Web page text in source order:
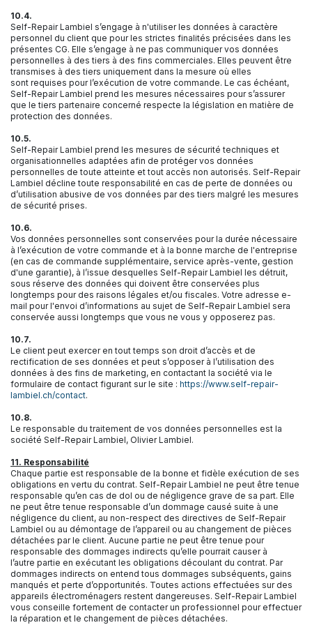
10.4.
Self-Repair Lambiel s’engage à n'utiliser les données à caractère
personnel du client que pour les strictes finalités précisées dans les
présentes CG. Elle s’engage à ne pas communiquer vos données
personnelles à des tiers à des fins commerciales. Elles peuvent être
transmises à des tiers uniquement dans la mesure où elles
sont requises pour l’exécution de votre commande. Le cas échéant,
Self-Repair Lambiel prend les mesures nécessaires pour s’assurer
que le tiers partenaire concerné respecte la législation en matière de
protection des données.
10.5.
Self-Repair Lambiel prend les mesures de sécurité techniques et
organisationnelles adaptées afin de protéger vos données
personnelles de toute atteinte et tout accès non autorisés. Self-Repair
Lambiel décline toute responsabilité en cas de perte de données ou
d’utilisation abusive de vos données par des tiers malgré les mesures
de sécurité prises.
10.6.
Vos données personnelles sont conservées pour la durée nécessaire
à l’exécution de votre commande et à la bonne marche de l'entreprise
(en cas de commande supplémentaire, service après-vente, gestion
d'une garantie), à l’issue desquelles Self-Repair Lambiel les détruit,
sous réserve des données qui doivent être conservées plus
longtemps pour des raisons légales et/ou fiscales. Votre adresse e-
mail pour l'envoi d’informations au sujet de Self-Repair Lambiel sera
conservée aussi longtemps que vous ne vous y opposerez pas.
10.7.
Le client peut exercer en tout temps son droit d’accès et de
rectification de ses données et peut s’opposer à l’utilisation des
données à des fins de marketing, en contactant la société via le
formulaire de contact figurant sur le site : https://www.self-repair-
lambiel.ch/contact.
10.8.
Le responsable du traitement de vos données personnelles est la
société Self-Repair Lambiel, Olivier Lambiel.
11. Responsabilité
Chaque partie est responsable de la bonne et fidèle exécution de ses
obligations en vertu du contrat. Self-Repair Lambiel ne peut être tenue
responsable qu’en cas de dol ou de négligence grave de sa part. Elle
ne peut être tenue responsable d’un dommage causé suite à une
négligence du client, au non-respect des directives de Self-Repair
Lambiel ou au démontage de l’appareil ou au changement de pièces
détachées par le client. Aucune partie ne peut être tenue pour
responsable des dommages indirects qu’elle pourrait causer à
l’autre partie en exécutant les obligations découlant du contrat. Par
dommages indirects on entend tous dommages subséquents, gains
manqués et perte d’opportunités. Toutes actions effectuées sur des
appareils électroménagers restent dangereuses. Self-Repair Lambiel
vous conseille fortement de contacter un professionnel pour effectuer
la réparation et le changement de pièces détachées.